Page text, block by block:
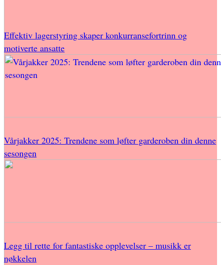
Effektiv lagerstyring skaper konkurransefortrinn og
motiverte ansatte
Vårjakker 2025: Trendene som løfter garderoben din denne
sesongen
Legg til rette for fantastiske opplevelser – musikk er
nøkkelen